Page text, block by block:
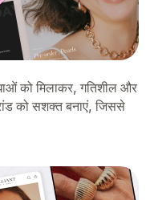
को मिलाकर, गतिशील और
को सशक्त बनाएं, जिससे